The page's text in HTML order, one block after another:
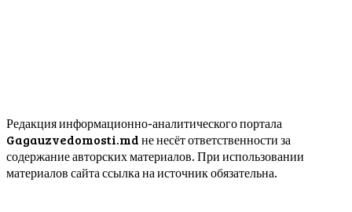
Редакция информационно-аналитического портала
Gagauzvedomosti.md не несёт ответственности за
содержание авторских материалов. При использовании
материалов сайта ссылка на источник обязательна.